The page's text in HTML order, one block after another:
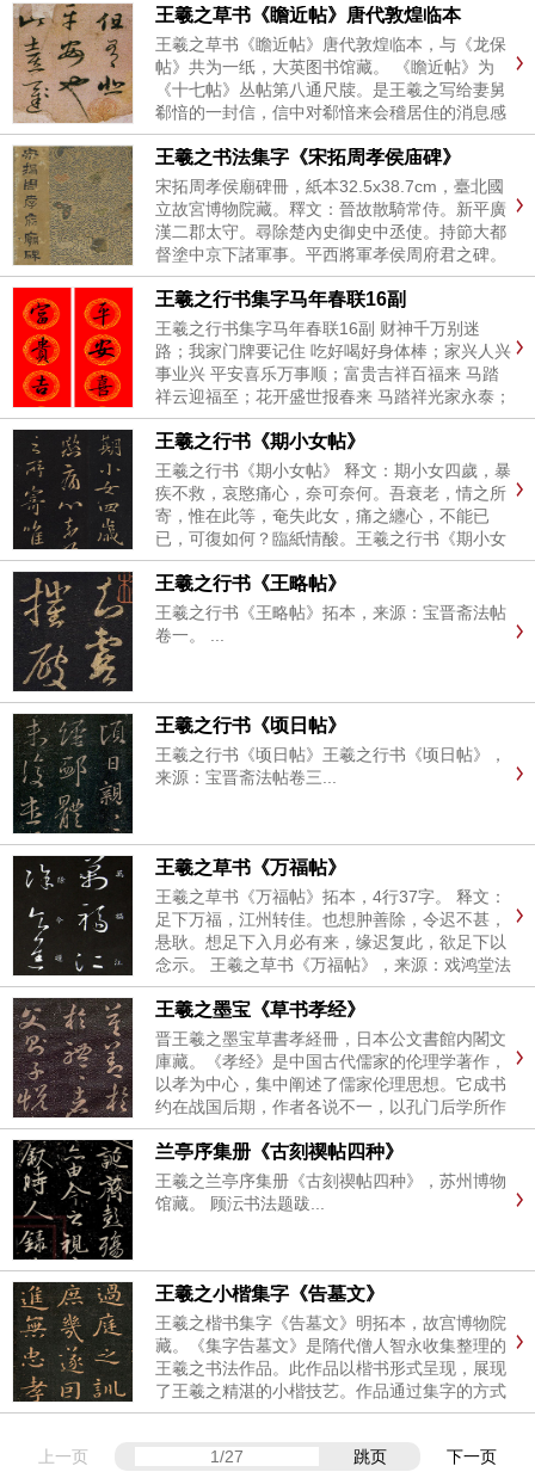
王羲之草书《瞻近帖》唐代敦煌临本
王羲之草书《瞻近帖》唐代敦煌临本，与《龙保
帖》共为一纸，大英图书馆藏。 《瞻近帖》为
《十七帖》丛帖第八通尺牍。是王羲之写给妻舅
郗愔的一封信，信中对郗愔来会稽居住的消息感
到高兴和期盼，并希望他能告知来期。《法书要
录》卷十《右军书记》著录《瞻近帖》全文。刻
入《十七帖》等。《瞻近帖》墨...
王羲之书法集字《宋拓周孝侯庙碑》
宋拓周孝侯廟碑冊，紙本32.5x38.7cm，臺北國
立故宮博物院藏。釋文：晉故散騎常侍。新平廣
漢二郡太守。尋除楚內史御史中丞使。持節大都
督塗中京下諸軍事。平西將軍孝侯周府君之碑。
晉平原內史陸機撰。右軍將軍王羲之書。君諱
處。字子隱。義興陽羨人也。...
王羲之行书集字马年春联16副
王羲之行书集字马年春联16副 财神千万别迷
路；我家门牌要记住 吃好喝好身体棒；家兴人兴
事业兴 平安喜乐万事顺；富贵吉祥百福来 马踏
祥云迎福至；花开盛世报春来 马踏祥光家永泰；
春临瑞气户长安 马蹄踏雪千家福；燕尾裁春万象
新 一马当先春作贺；万象更新岁呈祥 一马平川
行好运；三阳开泰纳...
王羲之行书《期小女帖》
王羲之行书《期小女帖》 释文：期小女四歲，暴
疾不救，哀愍痛心，奈可奈何。吾衰老，情之所
寄，惟在此等，奄失此女，痛之纏心，不能已
已，可復如何？臨紙情酸。王羲之行书《期小女
帖》，来源：宝晋斋法帖卷三。...
王羲之行书《王略帖》
王羲之行书《王略帖》拓本，来源：宝晋斋法帖
卷一。 ...
王羲之行书《顷日帖》
王羲之行书《顷日帖》王羲之行书《顷日帖》，
来源：宝晋斋法帖卷三...
王羲之草书《万福帖》
王羲之草书《万福帖》拓本，4行37字。 释文：
足下万福，江州转佳。也想肿善除，令迟不甚，
悬耿。想足下入月必有来，缘迟复此，欲足下以
念示。 王羲之草书《万福帖》，来源：戏鸿堂法
书卷十六，日本东京大学图书馆藏。 王羲之草书
《万福帖》，来源：玉烟堂法帖卷九，哈佛大学
燕京图书馆藏。...
王羲之墨宝《草书孝经》
晋王羲之墨宝草書孝経冊，日本公文書館内閣文
庫藏。《孝经》是中国古代儒家的伦理学著作，
以孝为中心，集中阐述了儒家伦理思想。它成书
约在战国后期，作者各说不一，以孔门后学所作
为宜。声明：以上作品仅供学习参考，本站并不
能保证作品的真实性。 ...
兰亭序集册《古刻禊帖四种》
王羲之兰亭序集册《古刻禊帖四种》，苏州博物
馆藏。 顾沄书法题跋...
王羲之小楷集字《告墓文》
王羲之楷书集字《告墓文》明拓本，故宫博物院
藏。《集字告墓文》是隋代僧人智永收集整理的
王羲之书法作品。此作品以楷书形式呈现，展现
了王羲之精湛的小楷技艺。作品通过集字的方式
保存了王羲之书法的精髓，是研究王羲之书法的
朔，九日...
上一页 跳页 下一页